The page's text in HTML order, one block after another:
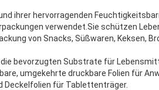
ihrer hervorragenden
verwendet.Sie schützen
von Snacks, Süßwaren, Keksen,
bevorzugten Substrate für
umgekehrte druckbare Folien für
Deckelfolien für Tablettenträger.